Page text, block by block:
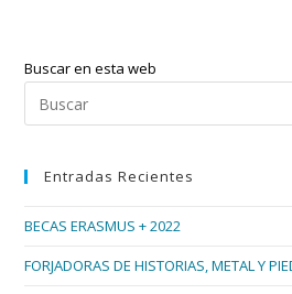
Inglés
Buscar en esta web
Entradas Recientes
BECAS ERASMUS + 2022
FORJADORAS DE HISTORIAS, METAL Y